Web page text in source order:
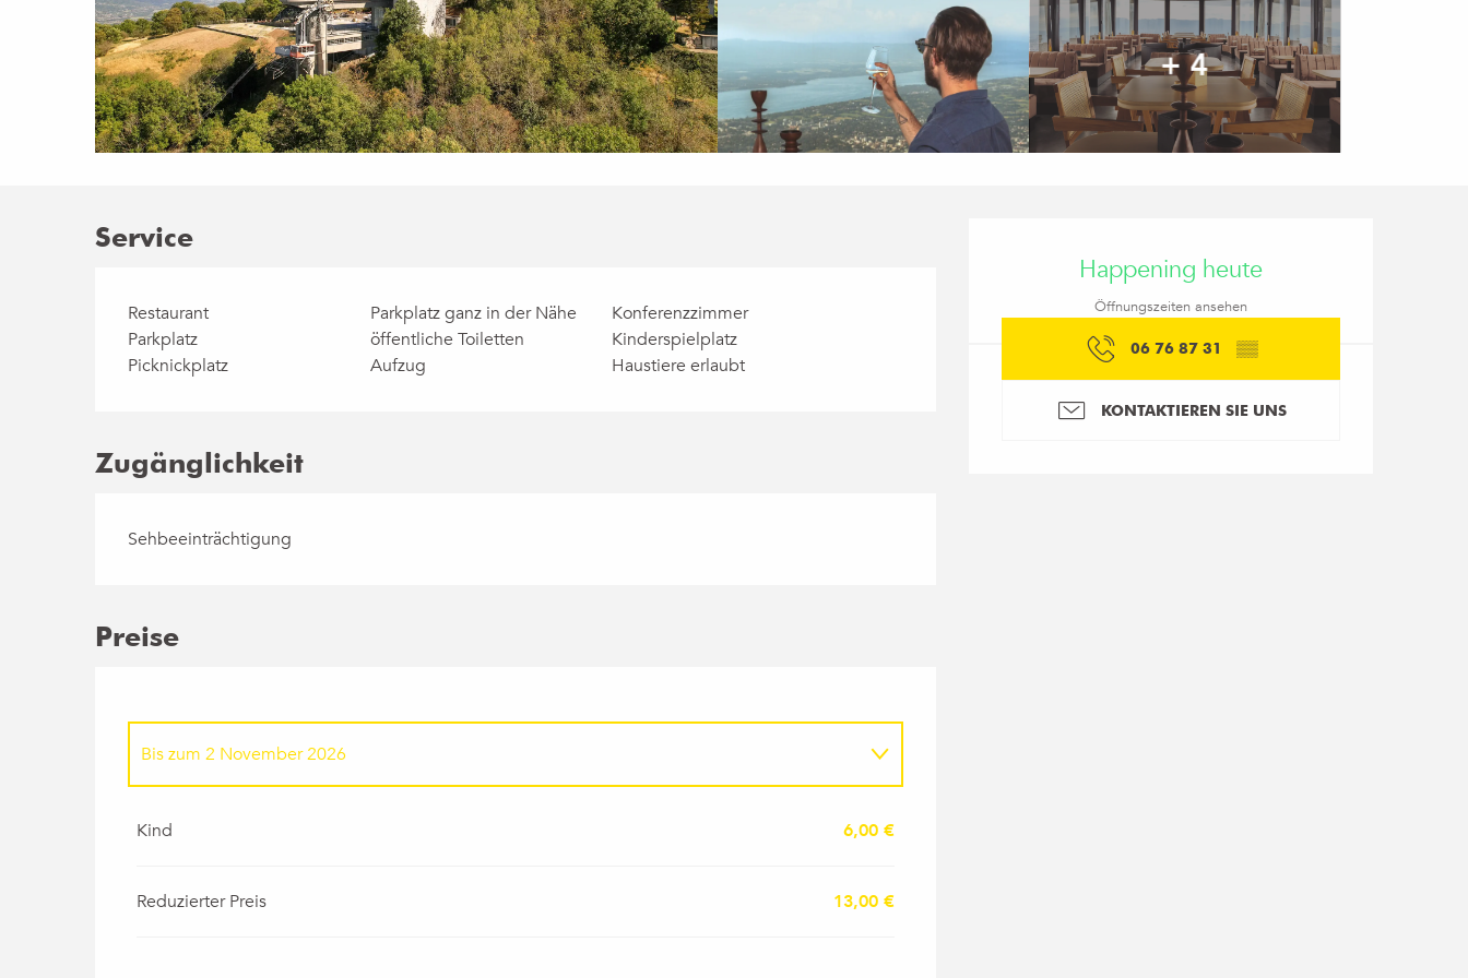
+ 4
Öffnungszeiten &
Happening heute
Öffnungszeiten ansehen
06 76 87 31 ▒▒
KONTAKTIEREN SIE UNS
Service
Restaurant Parkplatz ganz in der Nähe
Konferenzzimmer
Parkplatz
öffentliche Toiletten
Kinderspielplatz
Picknickplatz
Aufzug Haustiere erlaubt
Zugänglichkeit
Sehbeeinträchtigung
Preise
3 November 2025
Bis zum 2 November 2026
Kind 6,00 €
Reduzierter Preis 13,00 €